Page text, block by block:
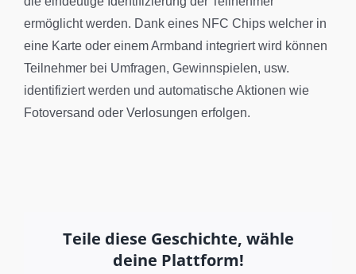
ermöglicht werden. Dank eines NFC Chips welcher in
eine Karte oder einem Armband integriert wird können
Teilnehmer bei Umfragen, Gewinnspielen, usw.
identifiziert werden und automatische Aktionen wie
Fotoversand oder Verlosungen erfolgen.
Teile diese Geschichte, wähle
deine Plattform!